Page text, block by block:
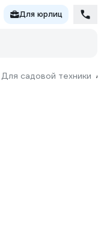
Для юрлиц
Для садовой техники /